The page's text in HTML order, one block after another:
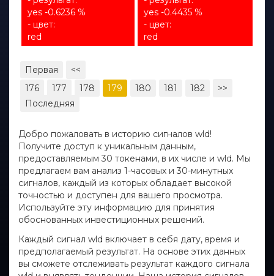
yes -0.6236 %
- цвет:
red
yes -0.4435 %
- цвет:
red
Первая
<<
176
177 178 179 180 181 182
>>
Последняя
Добро пожаловать в историю сигналов wld!
Получите доступ к уникальным данным,
предоставляемым 30 токенами, в их числе и wld. Мы
предлагаем вам анализ 1-часовых и 30-минутных
сигналов, каждый из которых обладает высокой
точностью и доступен для вашего просмотра.
Используйте эту информацию для принятия
обоснованных инвестиционных решений.
Каждый сигнал wld включает в себя дату, время и
предполагаемый результат. На основе этих данных
вы сможете отслеживать результат каждого сигнала